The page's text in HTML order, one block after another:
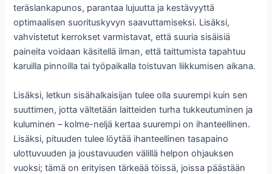
teräslankapunos, parantaa lujuutta ja kestävyyttä
optimaalisen suorituskyvyn saavuttamiseksi. Lisäksi,
vahvistetut kerrokset varmistavat, että suuria sisäisiä
paineita voidaan käsitellä ilman, että taittumista tapahtuu
karuilla pinnoilla tai työpaikalla toistuvan liikkumisen aikana.
Lisäksi, letkun sisähalkaisijan tulee olla suurempi kuin sen
suuttimen, jotta vältetään laitteiden turha tukkeutuminen ja
kuluminen – kolme-neljä kertaa suurempi on ihanteellinen.
Lisäksi, pituuden tulee löytää ihanteellinen tasapaino
ulottuvuuden ja joustavuuden välillä helpon ohjauksen
vuoksi; tämä on erityisen tärkeää töissä, joissa päästään